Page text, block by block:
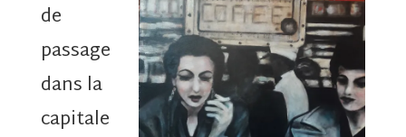
de
passage
dans la
capitale